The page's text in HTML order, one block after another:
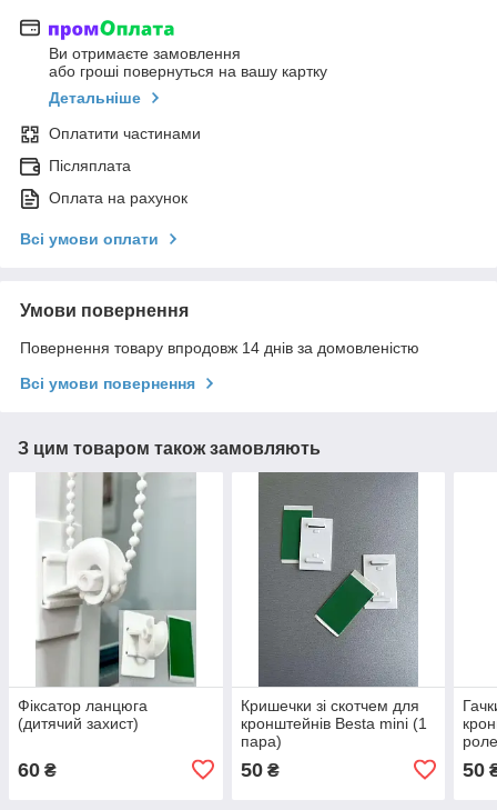
Ви отримаєте замовлення
або гроші повернуться на вашу картку
Детальніше
Оплатити частинами
Післяплата
Оплата на рахунок
Всі умови оплати
Умови повернення
Повернення товару впродовж 14 днів за домовленістю
Всі умови повернення
З цим товаром також замовляють
Фіксатор ланцюга
(дитячий захист)
60 ₴
Кришечки зі скотчем для
кронштейнів Besta mini (1
пара)
50₴ 50